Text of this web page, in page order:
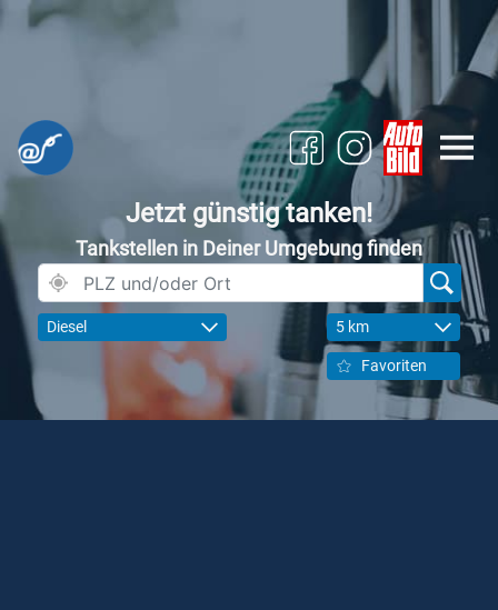
Jetzt günstig tanken!
Tankstellen in Deiner Umgebung finden
Diesel 5 km
Favoriten